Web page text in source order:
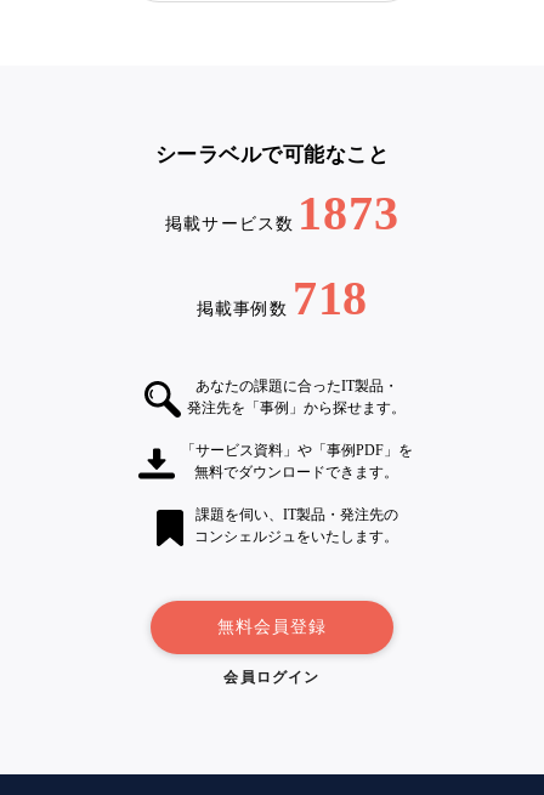
シーラベルで可能なこと
掲載サービス数 1873
掲載事例数 718
あなたの課題に合ったIT製品・
発注先を「事例」から探せます。
「サービス資料」や「事例PDF」を
無料でダウンロードできます。
課題を伺い、IT製品・発注先の
コンシェルジュをいたします。
無料会員登録
会員ログイン